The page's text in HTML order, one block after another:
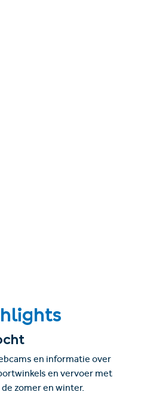
en informatie over
en vervoer met
zomer en winter.